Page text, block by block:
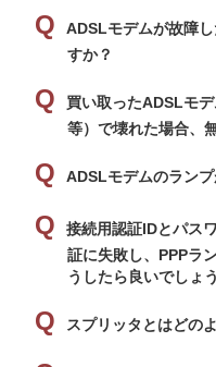
ADSLモデムが故障
すか？
買い取ったADSLモ
等）で壊れた場合、
ADSLモデムのラン
接続用認証IDとパス
証に失敗し、PPPラ
うしたら良いでしょ
スプリッタとはどの